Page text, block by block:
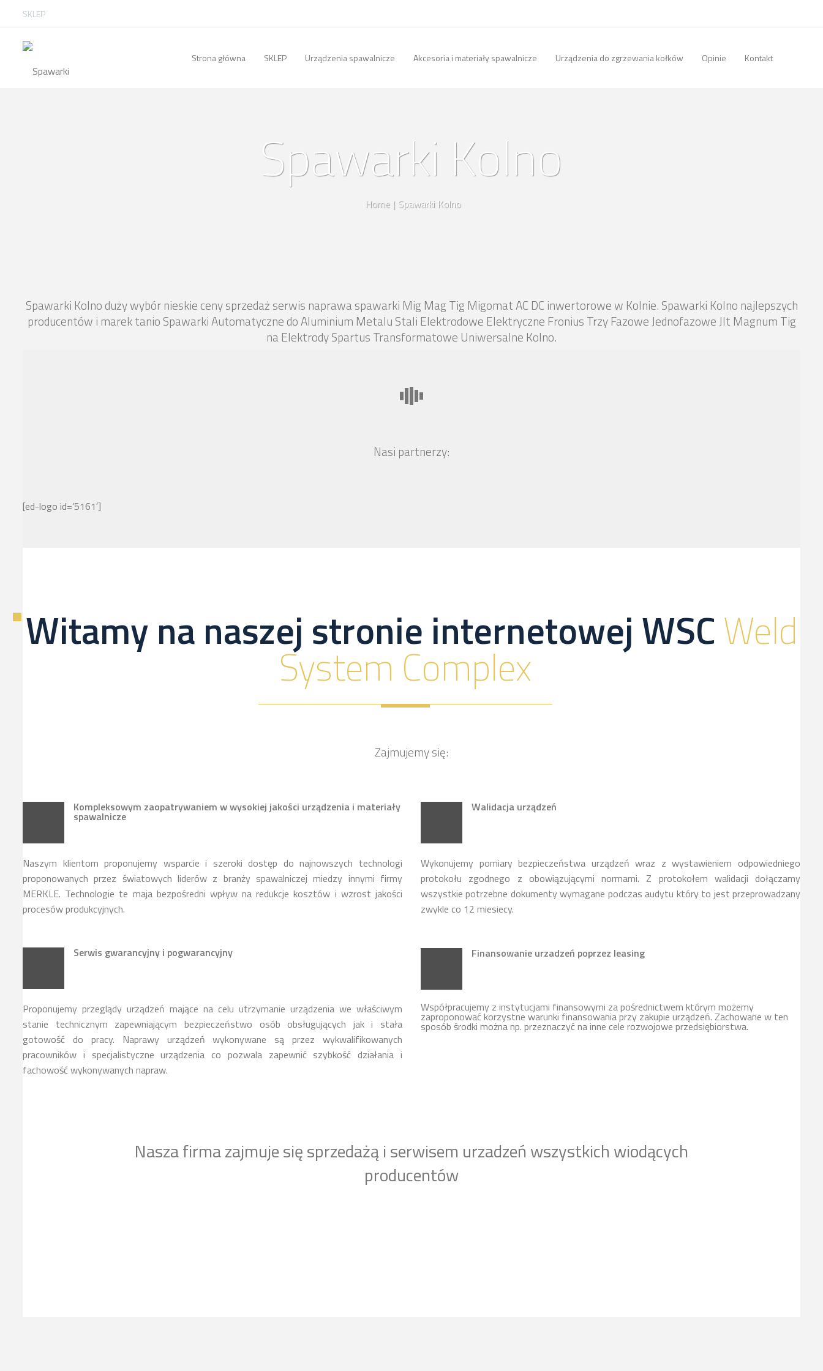
SKLEP
Strona główna SKLEP Urządzenia spawalnicze Akcesoria i materiały spawalnicze Urządzenia do zgrzewania kołków Opinie Kontakt
Spawarki Kolno
Home | Spawarki Kolno
Spawarki Kolno duży wybór nieskie ceny sprzedaż serwis naprawa spawarki Mig Mag Tig Migomat AC DC inwertorowe w Kolnie. Spawarki Kolno najlepszych
producentów i marek tanio Spawarki Automatyczne do Aluminium Metalu Stali Elektrodowe Elektryczne Fronius Trzy Fazowe Jednofazowe Jlt Magnum Tig
na Elektrody Spartus Transformatowe Uniwersalne Kolno.
Nasi partnerzy:
[ed-logo id=’5161′]
Witamy na naszej stronie internetowej WSCWeld
System Complex
Zajmujemy się:
Kompleksowym zaopatrywaniem w wysokiej jakości urządzenia i materiały
spawalnicze
Naszym klientom proponujemy wsparcie i szeroki dostęp do najnowszych technologi
proponowanych przez światowych liderów z branży spawalniczej miedzy innymi firmy
MERKLE. Technologie te maja bezpośredni wpływ na redukcje kosztów i wzrost jakości
procesów produkcyjnych.
Serwis gwarancyjny i pogwarancyjny
Proponujemy przeglądy urządzeń mające na celu utrzymanie urządzenia we właściwym
stanie technicznym zapewniającym bezpieczeństwo osób obsługujących jak i stała
gotowość do pracy. Naprawy urządzeń wykonywane są przez wykwalifikowanych
pracowników i specjalistyczne urządzenia co pozwala zapewnić szybkość działania i
fachowość wykonywanych napraw.
Walidacja urządzeń
Wykonujemy pomiary bezpieczeństwa urządzeń wraz z wystawieniem odpowiedniego
protokołu zgodnego z obowiązującymi normami. Z protokołem walidacji dołączamy
wszystkie potrzebne dokumenty wymagane podczas audytu który to jest przeprowadzany
zwykle co 12 miesiecy.
Finansowanie urzadzeń poprzez leasing
Współpracujemy z instytucjami finansowymi za pośrednictwem którym możemy
zaproponować korzystne warunki finansowania przy zakupie urządzeń. Zachowane w ten
sposób środki można np. przeznaczyć na inne cele rozwojowe przedsiębiorstwa.
Nasza firma zajmuje się sprzedażą i serwisem urzadzeń wszystkich wiodących
producentów